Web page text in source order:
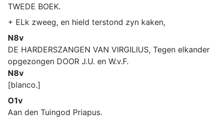
TWEDE BOEK.
+ ELk zweeg, en hield terstond zyn kaken,
N8v
DE HARDERSZANGEN VAN VIRGILIUS, Tegen elkander
opgezongen DOOR J.U. en W.v.F.
N8v
[blanco.]
O1v
Aan den Tuingod Priapus.